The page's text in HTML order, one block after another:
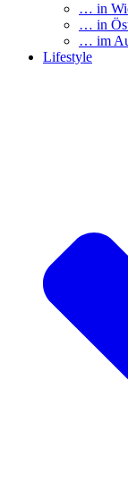
… in
… in
… im
Lifestyle